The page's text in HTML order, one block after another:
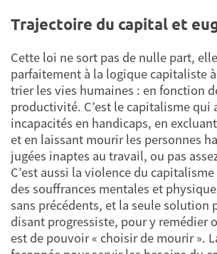
Trajectoire du capital et
Cette loi ne sort pas de nulle part,
parfaitement à la logique capitaliste
trier les vies humaines : en fonction
productivité. C’est le capitalisme qui
incapacités en handicaps, en
et en laissant mourir les personnes
jugées inaptes au travail, ou pas
C’est aussi la violence du
des souffrances mentales et
sans précédents, et la seule solution
disant progressiste, pour y remédier
est de pouvoir « choisir de mourir ».